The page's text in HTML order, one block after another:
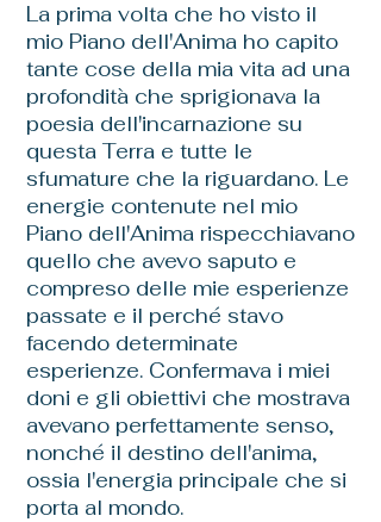
La prima volta che ho visto il
mio Piano dell'Anima ho capito
tante cose della mia vita ad una
profondità che sprigionava la
poesia dell'incarnazione su
questa Terra e tutte le
sfumature che la riguardano. Le
energie contenute nel mio
Piano dell'Anima rispecchiavano
quello che avevo saputo e
compreso delle mie esperienze
passate e il perché stavo
facendo determinate
esperienze. Confermava i miei
doni e gli obiettivi che mostrava
avevano perfettamente senso,
nonché il destino dell'anima,
ossia l'energia principale che si
porta al mondo.